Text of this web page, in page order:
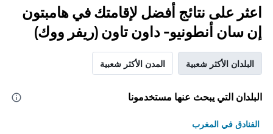
اعثر على نتائج أفضل لإقامتك في هامبتون
إن سان أنطونيو- داون تاون (ريفر ووك)
البلدان الأكثر شعبية المدن الأكثر شعبية
البلدان التي يبحث عنها مستخدمونا
الفنادق في المغرب